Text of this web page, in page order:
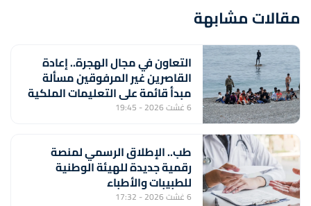
مقالات مشابهة
التعاون في مجال الهجرة.. إعادة
القاصرين غير المرفوقين مسألة
مبدأ قائمة على التعليمات الملكية
السامية (مصدر دبلوماسي)
6 غشت 2026 - 19:45
طب.. الإطلاق الرسمي لمنصة
رقمية جديدة للهيئة الوطنية
للطبيبات والأطباء
6 غشت 2026 - 17:32